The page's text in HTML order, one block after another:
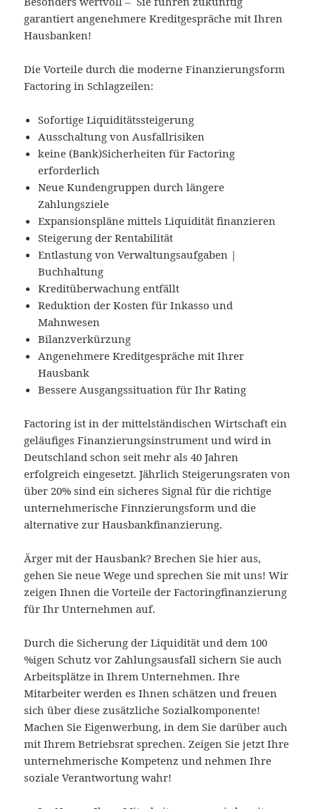
garantiert angenehmere Kreditgespräche mit Ihren
Hausbanken!
Die Vorteile durch die moderne Finanzierungsform
Factoring in Schlagzeilen:
Sofortige Liquiditätssteigerung
Ausschaltung von Ausfallrisiken
keine (Bank)Sicherheiten für Factoring
erforderlich
Neue Kundengruppen durch längere
Zahlungsziele
Expansionspläne mittels Liquidität finanzieren
Steigerung der Rentabilität
Entlastung von Verwaltungsaufgaben |
Buchhaltung
Kreditüberwachung entfällt
Reduktion der Kosten für Inkasso und
Mahnwesen
Bilanzverkürzung
Angenehmere Kreditgespräche mit Ihrer
Hausbank
Bessere Ausgangssituation für Ihr Rating
Factoring ist in der mittelständischen Wirtschaft ein
geläufiges Finanzierungsinstrument und wird in
Deutschland schon seit mehr als 40 Jahren
erfolgreich eingesetzt. Jährlich Steigerungsraten von
über 20% sind ein sicheres Signal für die richtige
unternehmerische Finnzierungsform und die
alternative zur Hausbankfinanzierung.
Ärger mit der Hausbank? Brechen Sie hier aus,
gehen Sie neue Wege und sprechen Sie mit uns! Wir
zeigen Ihnen die Vorteile der Factoringfinanzierung
für Ihr Unternehmen auf.
Durch die Sicherung der Liquidität und dem 100
%igen Schutz vor Zahlungsausfall sichern Sie auch
Arbeitsplätze in Ihrem Unternehmen. Ihre
Mitarbeiter werden es Ihnen schätzen und freuen
sich über diese zusätzliche Sozialkomponente!
Machen Sie Eigenwerbung, in dem Sie darüber auch
mit Ihrem Betriebsrat sprechen. Zeigen Sie jetzt Ihre
unternehmerische Kompetenz und nehmen Ihre
soziale Verantwortung wahr!